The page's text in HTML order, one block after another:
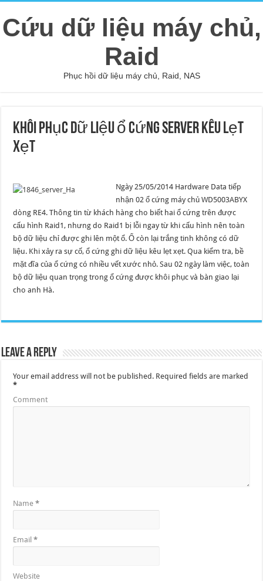
Cứu dữ liệu máy chủ,
Raid
Phục hồi dữ liệu máy chủ, Raid, NAS
Khôi phục dữ liệu ổ cứng Server kêu lẹt
xẹt
Ngày 25/05/2014 Hardware Data tiếp
nhận 02 ổ cứng máy chủ WD5003ABYX
dòng RE4. Thông tin từ khách hàng cho biết hai ổ cứng trên được
cấu hình Raid1, nhưng do Raid1 bị lỗi ngay từ khi cấu hình nên toàn
bộ dữ liệu chỉ được ghi lên một ổ. Ổ còn lại trắng tinh không có dữ
liệu. Khi xảy ra sự cố, ổ cứng ghi dữ liệu kêu lẹt xẹt. Qua kiểm tra, bề
mặt đĩa của ổ cứng có nhiều vết xước nhỏ. Sau 02 ngày làm việc, toàn
bộ dữ liệu quan trọng trong ổ cứng được khôi phục và bàn giao lại
cho anh Hà.
Leave a Reply
Your email address will not be published. Required fields are marked
*
Comment
Name*
Email*
Website